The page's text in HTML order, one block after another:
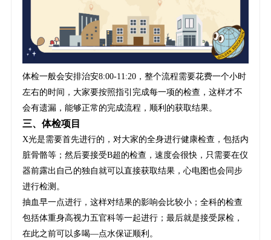
体检一般会安排治安8:00-11:20，整个流程需要花费一个小时
左右的时间，大家要按照指引完成每一项的检查，这样才不
会有遗漏，能够正常的完成流程，顺利的获取结果。
三、体检项目
X光是需要首先进行的，对大家的全身进行健康检查，包括内
脏骨骼等；然后要接受B超的检查，速度会很快，只需要在仪
器前露出自己的独自就可以直接获取结果，心电图也会同步
进行检测。
抽血早一点进行，这样对结果的影响会比较小；全科的检查
包括体重身高视力五官科等一起进行；最后就是接受尿检，
在此之前可以多喝—点水保证顺利。